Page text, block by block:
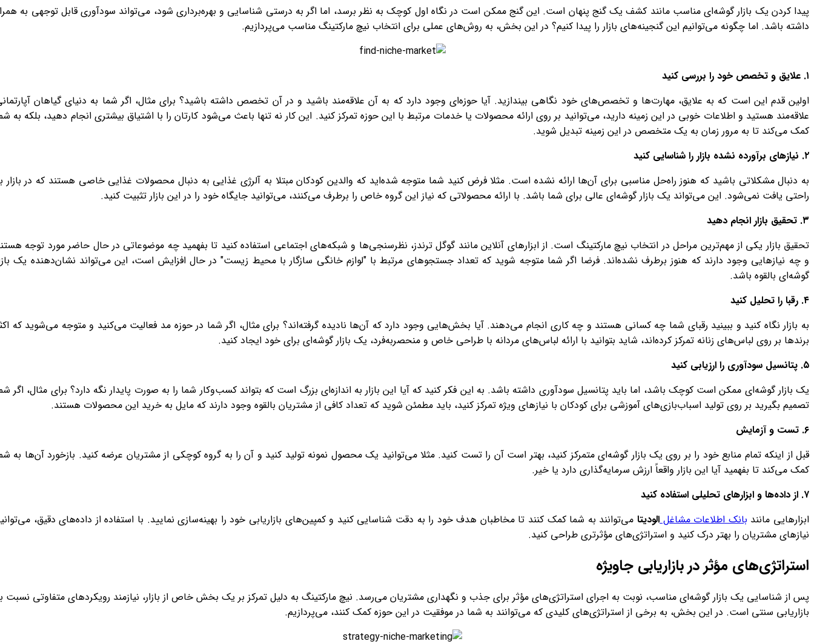
پیدا کردن یک بازار گوشه‌ای مناسب مانند کشف یک گنج پنهان است. این گنج ممکن است در نگاه اول کوچک به نظر برسد، اما اگر به درستی شناسایی و بهره‌برداری شود، می‌تواند سودآوری قابل توجهی به
داشته باشد. اما چگونه می‌توانیم این گنجینه‌های بازار را پیدا کنیم؟ در این بخش، به روش‌های عملی برای انتخاب نیچ مارکتینگ مناسب می‌پردازیم.
۱. علایق و تخصص خود را بررسی کنید
اولین قدم این است که به علایق، مهارت‌ها و تخصص‌های خود نگاهی بیندازید. آیا حوزه‌ای وجود دارد که به آن علاقه‌مند باشید و در آن تخصص داشته باشید؟ برای مثال، اگر شما به دنیای گیاهان
علاقه‌مند هستید و اطلاعات خوبی در این زمینه دارید، می‌توانید بر روی ارائه محصولات یا خدمات مرتبط با این حوزه تمرکز کنید. این کار نه تنها باعث می‌شود کارتان را با اشتیاق بیشتری انجام دهید، بلکه به
کمک می‌کند تا به مرور زمان به یک متخصص در این زمینه تبدیل شوید.
۲. نیازهای برآورده نشده بازار را شناسایی کنید
به دنبال مشکلاتی باشید که هنوز راه‌حل مناسبی برای آن‌ها ارائه نشده است. مثلا فرض کنید شما متوجه شده‌اید که والدین کودکان مبتلا به آلرژی غذایی به دنبال محصولات غذایی خاصی هستند که در بازار
راحتی یافت نمی‌شود. این می‌تواند یک بازار گوشه‌ای عالی برای شما باشد. با ارائه محصولاتی که نیاز این گروه خاص را برطرف می‌کنند، می‌توانید جایگاه خود را در این بازار تثبیت کنید.
۳. تحقیق بازار انجام دهید
تحقیق بازار یکی از مهم‌ترین مراحل در انتخاب نیچ مارکتینگ است. از ابزارهای آنلاین مانند گوگل ترندز، نظرسنجی‌ها و شبکه‌های اجتماعی استفاده کنید تا بفهمید چه موضوعاتی در حال حاضر مورد توجه
و چه نیازهایی وجود دارند که هنوز برطرف نشده‌اند. فرضا اگر شما متوجه شوید که تعداد جستجوهای مرتبط با "لوازم خانگی سازگار با محیط زیست" در حال افزایش است، این می‌تواند نشان‌دهنده یک
گوشه‌ای بالقوه باشد.
۴. رقبا را تحلیل کنید
به بازار نگاه کنید و ببینید رقبای شما چه کسانی هستند و چه کاری انجام می‌دهند. آیا بخش‌هایی وجود دارد که آن‌ها نادیده گرفته‌اند؟ برای مثال، اگر شما در حوزه مد فعالیت می‌کنید و متوجه می‌شوید که
برندها بر روی لباس‌های زنانه تمرکز کرده‌اند، شاید بتوانید با ارائه لباس‌های مردانه با طراحی خاص و منحصربه‌فرد، یک بازار گوشه‌ای برای خود ایجاد کنید.
۵. پتانسیل سودآوری را ارزیابی کنید
یک بازار گوشه‌ای ممکن است کوچک باشد، اما باید پتانسیل سودآوری داشته باشد. به این فکر کنید که آیا این بازار به اندازه‌ای بزرگ است که بتواند کسب‌وکار شما را به صورت پایدار نگه دارد؟ برای مثال، اگر
تصمیم بگیرید بر روی تولید اسباب‌بازی‌های آموزشی برای کودکان با نیازهای ویژه تمرکز کنید، باید مطمئن شوید که تعداد کافی از مشتریان بالقوه وجود دارند که مایل به خرید این محصولات هستند.
۶. تست و آزمایش
قبل از اینکه تمام منابع خود را بر روی یک بازار گوشه‌ای متمرکز کنید، بهتر است آن را تست کنید. مثلا می‌توانید یک محصول نمونه تولید کنید و آن را به گروه کوچکی از مشتریان عرضه کنید. بازخورد آن‌ها به
کمک می‌کند تا بفهمید آیا این بازار واقعاً ارزش سرمایه‌گذاری دارد یا خیر.
۷. از داده‌ها و ابزارهای تحلیلی استفاده کنید
ابزارهایی مانند بانک اطلاعات مشاغلالودیتامی‌توانند به شما کمک کنند تا مخاطبان هدف خود را به دقت شناسایی کنید و کمپین‌های بازاریابی خود را بهینه‌سازی نمایید. با استفاده از داده‌های دقیق،
نیازهای مشتریان را بهتر درک کنید و استراتژی‌های مؤثرتری طراحی کنید.
استراتژی‌های مؤثر در بازاریابی جاویژه
پس از شناسایی یک بازار گوشه‌ای مناسب، نوبت به اجرای استراتژی‌های مؤثر برای جذب و نگهداری مشتریان می‌رسد. نیچ مارکتینگ به دلیل تمرکز بر یک بخش خاص از بازار، نیازمند رویکردهای متفاوتی نسبت
بازاریابی سنتی است. در این بخش، به برخی از استراتژی‌های کلیدی که می‌توانند به شما در موفقیت در این حوزه کمک کنند، می‌پردازیم.